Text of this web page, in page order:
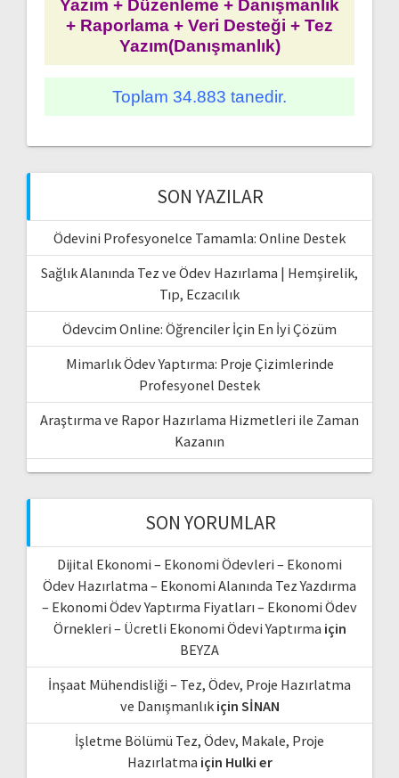
Yazım + Düzenleme + Danışmanlık
+ Raporlama + Veri Desteği + Tez
Yazım(Danışmanlık)
Toplam 34.883 tanedir.
SON YAZILAR
Ödevini Profesyonelce Tamamla: Online Destek
Sağlık Alanında Tez ve Ödev Hazırlama | Hemşirelik,
Tıp, Eczacılık
Ödevcim Online: Öğrenciler İçin En İyi Çözüm
Mimarlık Ödev Yaptırma: Proje Çizimlerinde
Profesyonel Destek
Araştırma ve Rapor Hazırlama Hizmetleri ile Zaman
Kazanın
SON YORUMLAR
Dijital Ekonomi – Ekonomi Ödevleri – Ekonomi
Ödev Hazırlatma – Ekonomi Alanında Tez Yazdırma
– Ekonomi Ödev Yaptırma Fiyatları – Ekonomi Ödev
Örnekleri – Ücretli Ekonomi Ödevi Yaptırma için
BEYZA
İnşaat Mühendisliği – Tez, Ödev, Proje Hazırlatma
ve Danışmanlıkiçin SİNAN
İşletme Bölümü Tez, Ödev, Makale, Proje
Hazırlatma için Hulki er